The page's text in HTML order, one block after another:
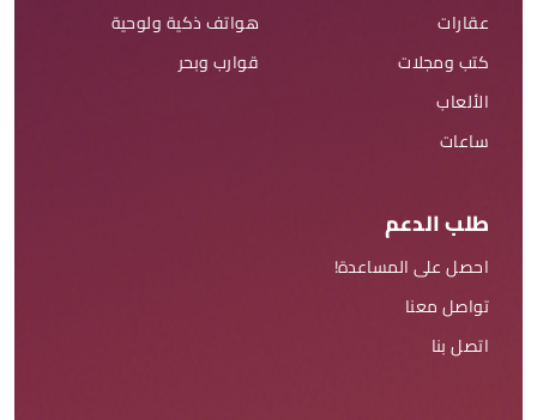
عقارات
كتب ومجلات
الألعاب
ساعات
هواتف ذكية ولوحية
قوارب وبحر
طلب الدعم
احصل على المساعدة!
تواصل معنا
اتصل بنا